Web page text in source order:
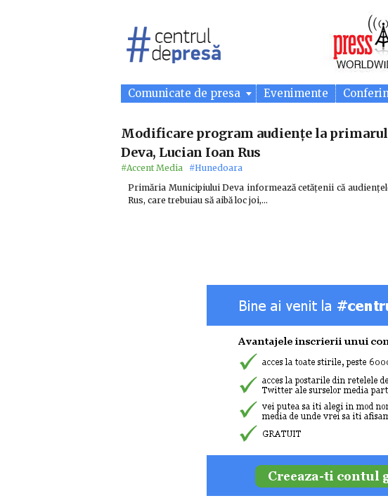
Comunicate de presa Evenimente
Modificare program audiențe la
Deva, Lucian Ioan Rus
#Accent Media #Hunedoara
Primăria Municipiului Deva informează cetățenii că
Rus, care trebuiau să aibă loc joi,…